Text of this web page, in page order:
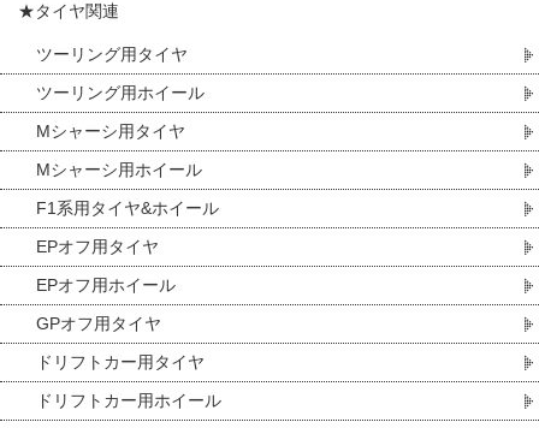
★タイヤ関連
ツーリング用タイヤ
ツーリング用ホイール
Mシャーシ用タイヤ
Mシャーシ用ホイール
F1系用タイヤ&ホイール
EPオフ用タイヤ
EPオフ用ホイール
GPオフ用タイヤ
ドリフトカー用タイヤ
ドリフトカー用ホイール